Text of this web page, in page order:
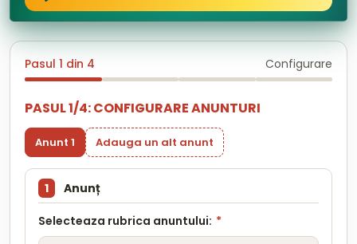
Pasul 1 din 4 Configurare
PASUL 1/4: CONFIGURARE ANUNTURI
Anunt 1 Adauga un alt anunt
1 Anunț
Selecteaza rubrica anuntului: *